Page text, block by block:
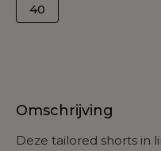
40
Omschrijving
Deze tailored shorts in